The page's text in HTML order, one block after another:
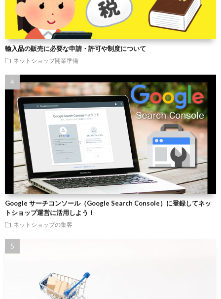
輸入品の販売に必要な申請・許可や制度について
ネットショップ開業準備
Google サーチコンソール（Google Search Console）に登録してネッ
トショップ運営に活用しよう！
ネットショップの集客